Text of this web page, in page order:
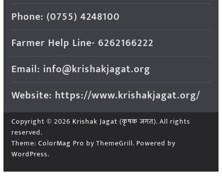
Phone: (0755) 4248100
Farmer Help Line- 6262166222
Email: info@krishakjagat.org
Website: https://www.krishakjagat.org/
Copyright © 2026 Krishak Jagat (कृषक जगत). All rights
reserved.
Theme: ColorMag Pro by ThemeGrill. Powered by
WordPress.